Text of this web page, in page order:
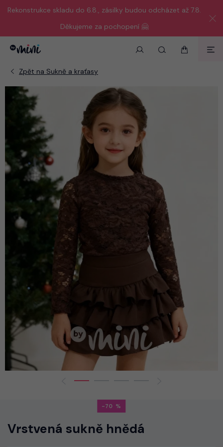
Rekonstrukce skladu do 6.8., zásilky budou odcházet až 7.8.
Děkujeme za pochopení 🤗
-70
Vrstvená sukně hnědá